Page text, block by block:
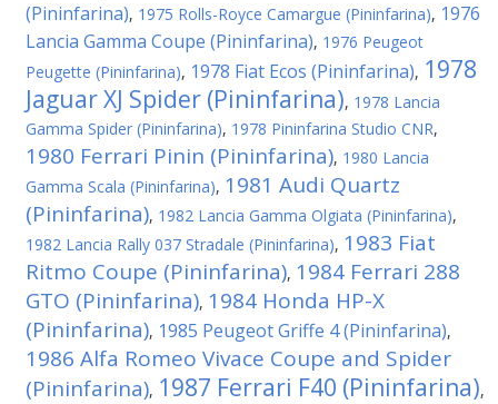
(Pininfarina), 1975 Rolls-Royce Camargue (Pininfarina), 1976
Lancia Gamma Coupe (Pininfarina), 1976 Peugeot
Peugette (Pininfarina), 1978 Fiat Ecos (Pininfarina), 1978
Jaguar XJ Spider (Pininfarina), 1978 Lancia
Gamma Spider (Pininfarina), 1978 Pininfarina Studio CNR,
1980 Ferrari Pinin (Pininfarina), 1980 Lancia
Gamma Scala (Pininfarina), 1981 Audi Quartz
(Pininfarina), 1982 Lancia Gamma Olgiata (Pininfarina),
1982 Lancia Rally 037 Stradale (Pininfarina), 1983 Fiat
Ritmo Coupe (Pininfarina), 1984 Ferrari 288
GTO (Pininfarina), 1984 Honda HP-X
(Pininfarina), 1985 Peugeot Griffe 4 (Pininfarina),
1986 Alfa Romeo Vivace Coupe and Spider
(Pininfarina), 1987 Ferrari F40 (Pininfarina),